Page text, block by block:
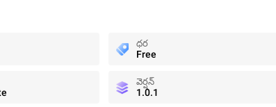
ధర
Free
వెర్షన్
1.0.1